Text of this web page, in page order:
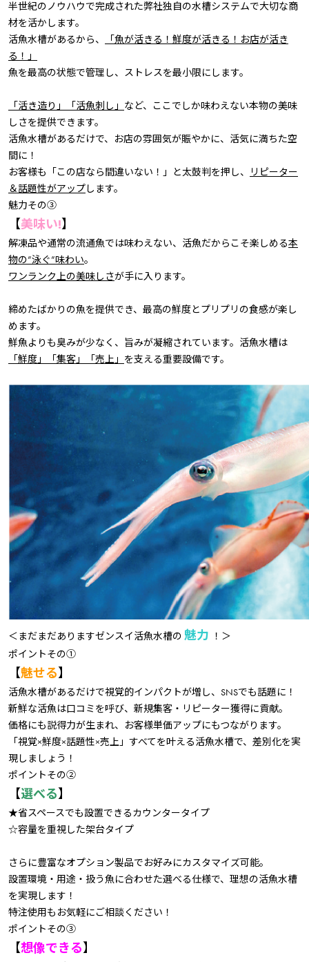
半世紀のノウハウで完成された弊社独自の水槽システムで大切な商
材を活かします。
活魚水槽があるから、
「魚が活きる！鮮度が活きる！お店が活き
る！」
魚を最高の状態で管理し、ストレスを最小限にします。
「活き造り」「活魚刺し」 など、ここでしか味わえない本物の美味
しさを提供できます。
活魚水槽があるだけで、お店の雰囲気が賑やかに、活気に満ちた空
間に！
お客様も「この店なら間違いない！」と太鼓判を押し、
リピーター
＆話題性がアップします。
魅力その③
【美味い!】
解凍品や通常の流通魚では味わえない、活魚だからこそ楽しめる本
物の”泳ぐ”味わい。
ワンランク上の美味しさが手に入ります。
締めたばかりの魚を提供でき、最高の鮮度とプリプリの食感が楽し
めます。
鮮魚よりも臭みが少なく、旨みが凝縮されています。活魚水槽は
「鮮度」「集客」「売上」 を支える重要設備です。
＜まだまだありますゼンスイ活魚水槽の 魅力 ！＞
ポイントその①
【魅せる】
活魚水槽があるだけで視覚的インパクトが増し、SNSでも話題に！
新鮮な活魚は口コミを呼び、新規集客・リピーター獲得に貢献。
価格にも説得力が生まれ、お客様単価アップにもつながります。
「視覚×鮮度×話題性×売上」すべてを叶える活魚水槽で、差別化を実
現しましょう！
ポイントその②
【選べる】
★省スペースでも設置できるカウンタータイプ
☆容量を重視した架台タイプ
さらに豊富なオプション製品でお好みにカスタマイズ可能。
設置環境・用途・扱う魚に合わせた選べる仕様で、理想の活魚水槽
を実現します！
特注使用もお気軽にご相談ください！
ポイントその③
【想像できる】